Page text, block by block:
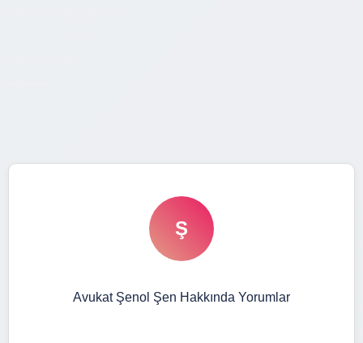
Ş
Avukat Şenol Şen Hakkında Yorumlar